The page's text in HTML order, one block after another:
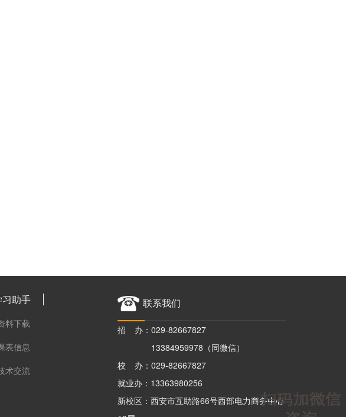
助手
料下载
表信息
术交流
联系我们
招 办：029-82667827
13384959978（同微信）
校 办：029-82667827
就业办：13363980256
新校区：西安市互助路66号西部电力商务中心